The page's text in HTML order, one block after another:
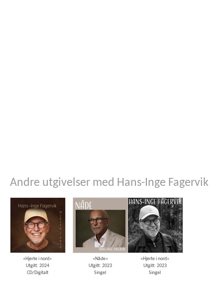
Andre utgivelser med Hans-Inge Fagervik
«Hjerte i nord»
Utgitt: 2024
CD/Digitalt
«Nåde»
Utgitt: 2023
Singel
«Hjerte i nord»
Utgitt: 2023
Singel